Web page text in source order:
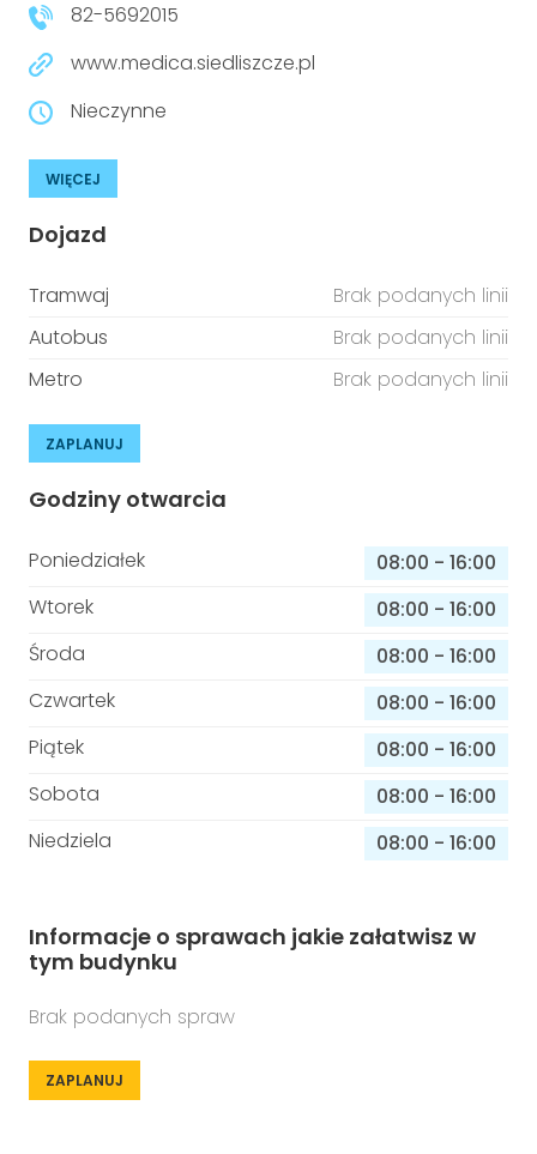
82-5692015
www.medica.siedliszcze.pl
Nieczynne
WIĘCEJ
Dojazd
Tramwaj
Brak podanych linii
Autobus
Brak podanych linii
Metro
Brak podanych linii
ZAPLANUJ
Godziny otwarcia
Poniedziałek 08:00 - 16:00
Wtorek
08:00 - 16:00
Środa
08:00 - 16:00
Czwartek
08:00 - 16:00
Piątek
08:00 - 16:00
Sobota
08:00 - 16:00
Niedziela
08:00 - 16:00
Informacje o sprawach jakie załatwisz w
tym budynku
Brak podanych spraw
ZAPLANUJ